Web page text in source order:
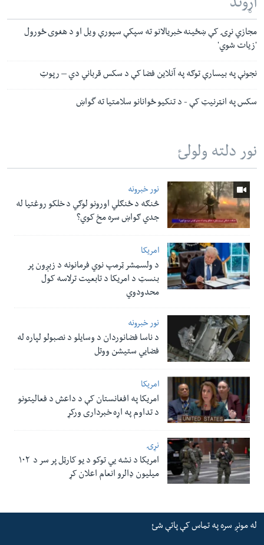
اړوند
مجازي نړۍ کې ښځینه خبریالانو ته سپکې سپورې ویل او د هغوی ځورول
'زیات شوي'
نجونې په بیسارې توګه په آنلاین فضا کې د سکس قرباني دي – رپوټ
سکس په انټرنیټ کې - د تنکيو ځوانانو سلامتیا ته گواښ
نور دلته ولولئ
نور خبرونه
څنګه د ځنګلي اورونو لوګي د خلکو روغتیا له
جدي ګواښ سره مخ کوي؟
امریکا
د ولسمشر ټرمپ نوي فرمانونه د زېږون پر
بنسټ د امریکا د تابعیت ترلاسه کول
محدودوي
نور خبرونه
د ناسا فضانوردان د وسایلو د نصبولو لپاره له
فضایي ستیشن ووتل
امریکا
امریکا په افغانستان کې د داعش د فعالیتونو
د تداوم په اړه خبرداری ورکړ
نړۍ
امریکا د نشه یي توکو د یو کارټل پر سر د ۱۰۲
میلیون ډالرو انعام اعلان کړ
له مونږ سره په تماس کې پاتې شئ